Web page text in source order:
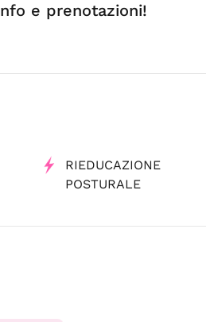
e prenotazioni!
RIEDUCAZIONE
POSTURALE